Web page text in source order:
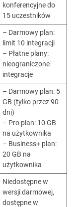
konferencyjne do
15 uczestników
– Darmowy plan:
limit 10 integracji
– Płatne plany:
nieograniczone
integracje
– Darmowy plan: 5
GB (tylko przez 90
dni)
– Pro plan: 10 GB
na użytkownika
– Business+ plan:
20 GB na
użytkownika
Niedostępne w
wersji darmowej,
dostępne w